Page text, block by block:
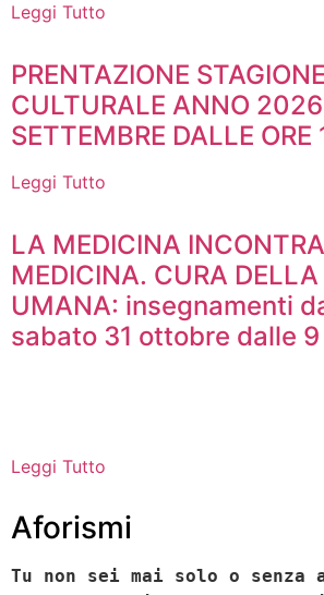
Leggi Tutto
PRENTAZIONE STAGIONE
CULTURALE ANNO
SETTEMBRE DALLE ORE
Leggi Tutto
LA MEDICINA
MEDICINA. CURA
UMANA: insegnamenti
sabato 31 ottobre dalle 9
Leggi Tutto
Aforismi
Tu non sei mai solo o